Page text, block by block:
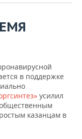
в поддержке
усилил
казанцам в